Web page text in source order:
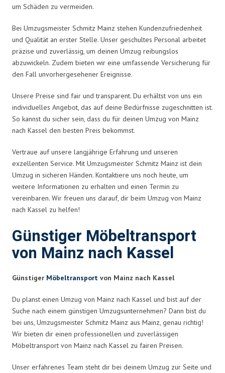
um Schäden zu vermeiden.
Bei Umzugsmeister Schmitz Mainz stehen Kundenzufriedenheit
und Qualität an erster Stelle. Unser geschultes Personal arbeitet
präzise und zuverlässig, um deinen Umzug reibungslos
abzuwickeln. Zudem bieten wir eine umfassende Versicherung für
den Fall unvorhergesehener Ereignisse.
Unsere Preise sind fair und transparent. Du erhältst von uns ein
individuelles Angebot, das auf deine Bedürfnisse zugeschnitten ist.
So kannst du sicher sein, dass du für deinen Umzug von Mainz
nach Kassel den besten Preis bekommst.
Vertraue auf unsere langjährige Erfahrung und unseren
exzellenten Service. Mit Umzugsmeister Schmitz Mainz ist dein
Umzug in sicheren Händen. Kontaktiere uns noch heute, um
weitere Informationen zu erhalten und einen Termin zu
vereinbaren. Wir freuen uns darauf, dir beim Umzug von Mainz
nach Kassel zu helfen!
Günstiger Möbeltransport
von Mainz nach Kassel
Günstiger Möbeltransport von Mainz nach Kassel
Du planst einen Umzug von Mainz nach Kassel und bist auf der
Suche nach einem günstigen Umzugsunternehmen? Dann bist du
bei uns, Umzugsmeister Schmitz Mainz aus Mainz, genau richtig!
Wir bieten dir einen professionellen und zuverlässigen
Möbeltransport von Mainz nach Kassel zu fairen Preisen.
Unser erfahrenes Team steht dir bei deinem Umzug zur Seite und